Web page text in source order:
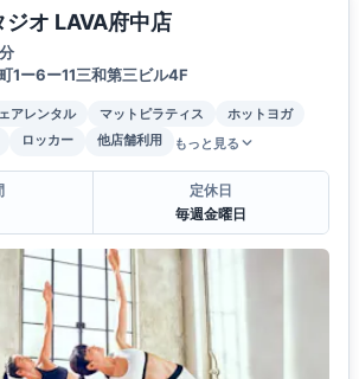
オ LAVA府中店
1ー6ー11三和第三ビル4F
アレンタル マットピラティス
ホットヨガ
ロッカー 他店舗利用 もっと見る
定休日
毎週金曜日